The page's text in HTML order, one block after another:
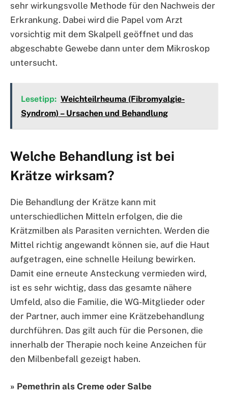
sehr wirkungsvolle Methode für den Nachweis der
Erkrankung. Dabei wird die Papel vom Arzt
vorsichtig mit dem Skalpell geöffnet und das
abgeschabte Gewebe dann unter dem Mikroskop
untersucht.
Lesetipp: Weichteilrheuma (Fibromyalgie-
Syndrom) – Ursachen und Behandlung
Welche Behandlung ist bei
Krätze wirksam?
Die Behandlung der Krätze kann mit
unterschiedlichen Mitteln erfolgen, die die
Krätzmilben als Parasiten vernichten. Werden die
Mittel richtig angewandt können sie, auf die Haut
aufgetragen, eine schnelle Heilung bewirken.
Damit eine erneute Ansteckung vermieden wird,
ist es sehr wichtig, dass das gesamte nähere
Umfeld, also die Familie, die WG-Mitglieder oder
der Partner, auch immer eine Krätzebehandlung
durchführen. Das gilt auch für die Personen, die
innerhalb der Therapie noch keine Anzeichen für
den Milbenbefall gezeigt haben.
» Pemethrin als Creme oder Salbe